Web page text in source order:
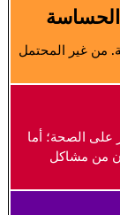
من غير المحتمل
على الصحة؛ أما
من مشاكل